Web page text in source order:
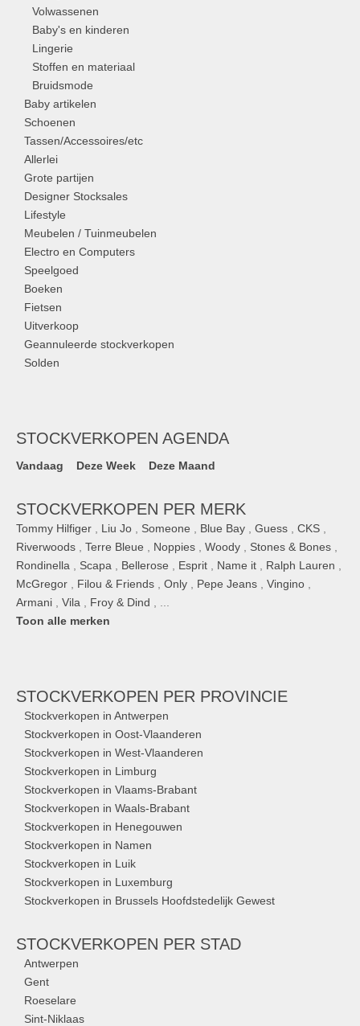
Volwassenen
Baby's en kinderen
Lingerie
Stoffen en materiaal
Bruidsmode
Baby artikelen
Schoenen
Tassen/Accessoires/etc
Allerlei
Grote partijen
Designer Stocksales
Lifestyle
Meubelen / Tuinmeubelen
Electro en Computers
Speelgoed
Boeken
Fietsen
Uitverkoop
Geannuleerde stockverkopen
Solden
STOCKVERKOPEN AGENDA
Vandaag Deze Week Deze Maand
STOCKVERKOPEN PER MERK
Tommy Hilfiger Liu Jo Someone Blue Bay Guess CKS
Riverwoods
Terre Bleue Noppies Woody Stones & Bones
Rondinella
Scapa Bellerose Esprit Name it Ralph Lauren
McGregor
Filou & Friends Only Pepe Jeans Vingino
Armani
Vila Froy & Dind
Toon alle merken
STOCKVERKOPEN PER PROVINCIE
Stockverkopen in Antwerpen
Stockverkopen in Oost-Vlaanderen
Stockverkopen in West-Vlaanderen
Stockverkopen in Limburg
Stockverkopen in Vlaams-Brabant
Stockverkopen in Waals-Brabant
Stockverkopen in Henegouwen
Stockverkopen in Namen
Stockverkopen in Luik
Stockverkopen in Luxemburg
Stockverkopen in Brussels Hoofdstedelijk Gewest
STOCKVERKOPEN PER STAD
Antwerpen
Gent
Roeselare
Sint-Niklaas